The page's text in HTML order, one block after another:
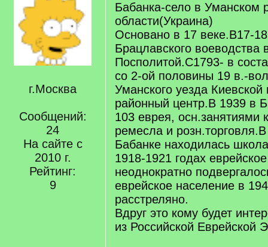
г.Москва
Сообщений:
24
На сайте с
2010 г.
Рейтинг:
9
Бабанка-село в Уманском
области(Украина)
Основано в 17 веке.В17-
Брацлавского воеводства
Посполитой.С1793- в
со 2-ой половины 19 в.-
Уманского уезда
районный центр.В 1939 в
103 еврея, осн.занятиями
ремесла и
Бабанке находилась
1918-1921 годах
неоднократно
еврейское население в
расстреляно.
Вдруг это кому будет
из Российской Еврейской